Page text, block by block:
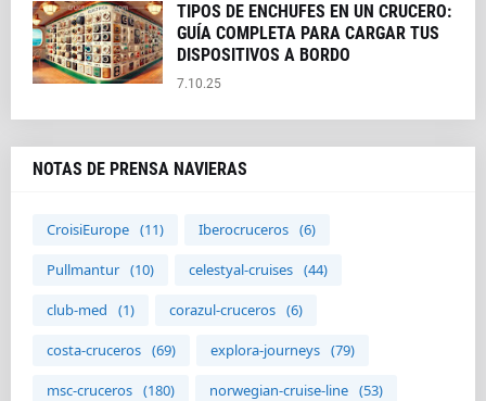
TIPOS DE ENCHUFES EN UN CRUCERO:
GUÍA COMPLETA PARA CARGAR TUS
DISPOSITIVOS A BORDO
7.10.25
NOTAS DE PRENSA NAVIERAS
CroisiEurope (11) Iberocruceros (6)
Pullmantur (10) celestyal-cruises (44)
club-med (1) corazul-cruceros (6)
costa-cruceros (69) explora-journeys (79)
msc-cruceros (180) norwegian-cruise-line (53)